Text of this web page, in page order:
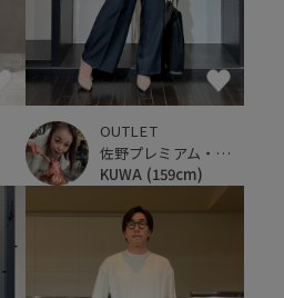
OUTLET
佐野プレミアム・アウトレット
KUWA (159cm)